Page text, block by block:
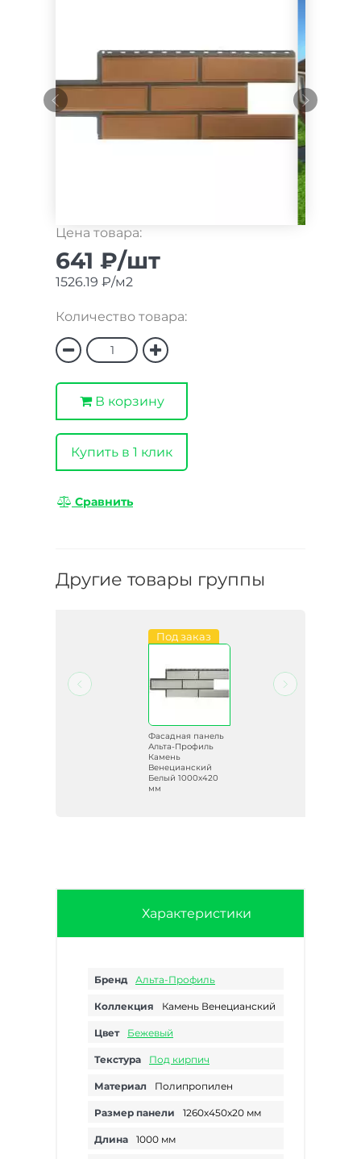
Цена товара:
641 ₽/шт
1526.19 ₽/м2
Количество товара:
В корзину
Купить в 1 клик
Сравнить
Другие товары группы
Под заказ
Фасадная панель
Альта-Профиль
Камень
Венецианский
Белый 1000х420
мм
Характеристики
Бренд Альта-Профиль
Коллекция Камень Венецианский
Цвет Бежевый
Текстура Под кирпич
Материал Полипропилен
Размер панели 1260х450х20 мм
Длина 1000 мм